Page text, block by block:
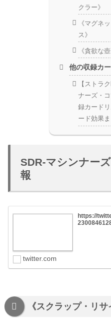
クラー》
《マグネ
ス》
《貪欲な壺
他の収録カ
【ストラ
ナーズ・
録カード
ード効果
SDR-マシンナー
報
https://
twitter.com
《スクラップ・リサ